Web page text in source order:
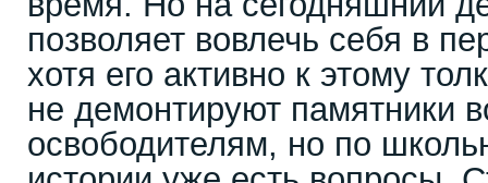
позволяет вовлечь себя в
хотя его активно к этому
не демонтируют памятники
освободителям, но по